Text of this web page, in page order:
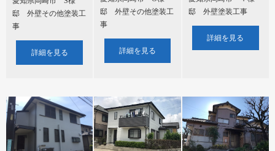
邸 外壁その他塗装工
事
詳細を見る
邸 外壁その他塗装工
事
詳細を見る
邸 外壁塗装工事
詳細を見る